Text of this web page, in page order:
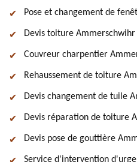
Pose et changement de
Devis toiture Ammerschwihr
Couvreur charpentier
Rehaussement de toiture
Devis changement de tuile
Devis réparation de toiture
Devis pose de gouttière
Service d'intervention